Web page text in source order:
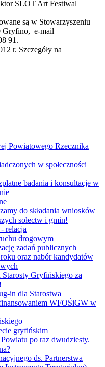
SLOT Art Festiwal
są w Stowarzyszeniu
Gryfino, e-mail
91.
r. Szczegóły na
Powiatowego Rzecznika
w społeczności
badania i konsultacje w
do składania wniosków
sołectw i gmin!
relacja
drogowym
zadań publicznych
oraz nabór kandydatów
Gryfińskiego za
in dla Starostwa
WFOŚiGW w
gryfińskim
po raz dwudziesty.
ds. Partnerstwa